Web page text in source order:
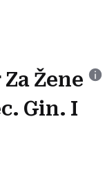
Žene
Gin. I